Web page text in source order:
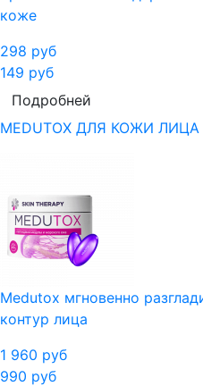
коже
298 руб
149 руб
Подробней
MEDUTOX ДЛЯ КОЖИ ЛИЦА
Medutox мгновенно
контур лица
1 960 руб
990 руб